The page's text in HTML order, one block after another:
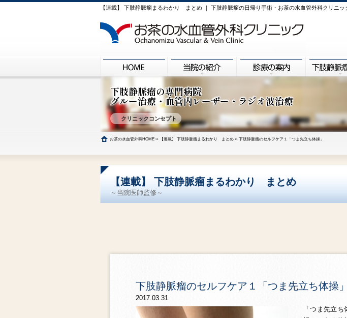
【連載】 下肢静脈瘤まるわかり まとめ ｜ 下肢静脈瘤の日帰り手術・お茶の水血管外科クリニッ
下肢静脈瘤の専門病院
グルー治療・血管内レーザー・ラジオ波治療
クリニックコンセプト
お茶の水血管外科HOME ›› 【連載】 下肢静脈瘤まるわかり まとめ ›› 下肢静脈瘤のセルフケア１「つま先立ち体操」
【連載】 下肢静脈瘤まるわかり まとめ
～当院医師監修～
下肢静脈瘤のセルフケア１「つま先立ち体操」
2017.03.31
「つま先立